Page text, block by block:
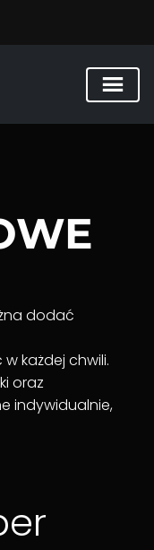
dodać
każdej chwili.
oraz
indywidualnie,